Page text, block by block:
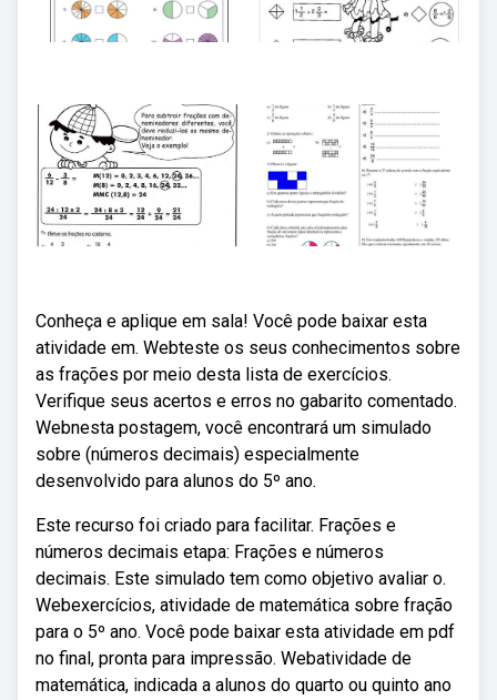
Conheça e aplique em sala! Você pode baixar esta
atividade em. Webteste os seus conhecimentos sobre
as frações por meio desta lista de exercícios.
Verifique seus acertos e erros no gabarito comentado.
Webnesta postagem, você encontrará um simulado
sobre (números decimais) especialmente
desenvolvido para alunos do 5º ano.
Este recurso foi criado para facilitar. Frações e
números decimais etapa: Frações e números
decimais. Este simulado tem como objetivo avaliar o.
Webexercícios, atividade de matemática sobre fração
para o 5º ano. Você pode baixar esta atividade em pdf
no final, pronta para impressão. Webatividade de
matemática, indicada a alunos do quarto ou quinto ano